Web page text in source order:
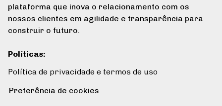
plataforma que inova o relacionamento com os
nossos clientes em agilidade e transparência para
construir o futuro.
Políticas:
Política de privacidade e termos de uso
Preferência de cookies